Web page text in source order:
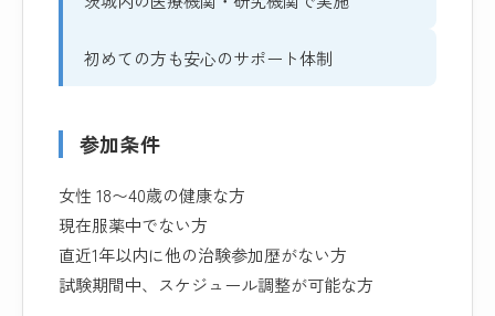
初めての方も安心のサポート体制
参加条件
女性 18〜40歳の健康な方
現在服薬中でない方
直近1年以内に他の治験参加歴がない方
試験期間中、スケジュール調整が可能な方